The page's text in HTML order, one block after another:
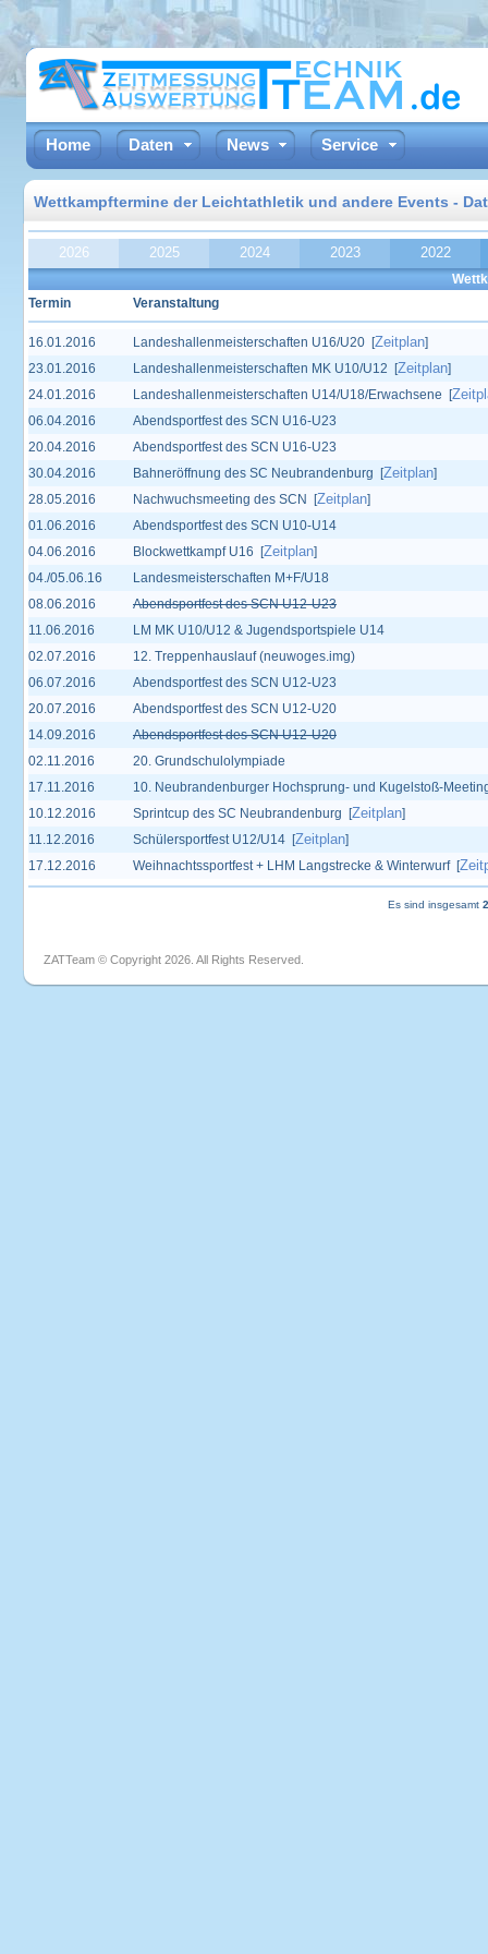
Home Daten News Service
Wettkampftermine der Leichtathletik und andere Events -
2026 2025 2024 2023 2022
Termin
Veranstaltung
16.01.2016 Landeshallenmeisterschaften U16/U20 [Zeitplan]
23.01.2016
Landeshallenmeisterschaften MK U10/U12 [Zeitplan]
24.01.2016
Landeshallenmeisterschaften U14/U18/Erwachsene [
06.04.2016
Abendsportfest des SCN U16-U23
20.04.2016
Abendsportfest des SCN U16-U23
30.04.2016
Bahneröffnung des SC Neubrandenburg [Zeitplan]
28.05.2016
Nachwuchsmeeting des SCN [Zeitplan]
01.06.2016
Abendsportfest des SCN U10-U14
04.06.2016
Blockwettkampf U16 [Zeitplan]
04./05.06.16
Landesmeisterschaften M+F/U18
08.06.2016
Abendsportfest des SCN U12-U23
11.06.2016
LM MK U10/U12 & Jugendsportspiele U14
02.07.2016
12. Treppenhauslauf (neuwoges.img)
06.07.2016
Abendsportfest des SCN U12-U23
20.07.2016
Abendsportfest des SCN U12-U20
14.09.2016
Abendsportfest des SCN U12-U20
02.11.2016
20. Grundschulolympiade
17.11.2016
10. Neubrandenburger Hochsprung- und Kugelstoß-
10.12.2016
Sprintcup des SC Neubrandenburg [Zeitplan]
11.12.2016
Schülersportfest U12/U14 [Zeitplan]
17.12.2016
Weihnachtssportfest + LHM Langstrecke & Winterwurf [
Es sind insgesamt
ZATTeam © Copyright 2026. All Rights Reserved.